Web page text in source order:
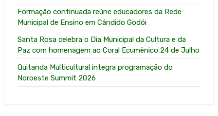
Formação continuada reúne educadores da Rede
Municipal de Ensino em Cândido Godói
Santa Rosa celebra o Dia Municipal da Cultura e da
Paz com homenagem ao Coral Ecumênico 24 de Julho
Quitanda Multicultural integra programação do
Noroeste Summit 2026